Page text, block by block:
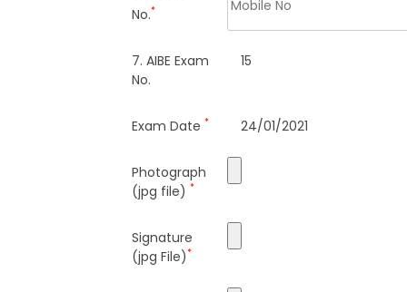
No.*
7. AIBE Exam
No.
15
Exam Date * 24/01/2021
Photograph
(jpg file) *
Signature
(jpg File)*